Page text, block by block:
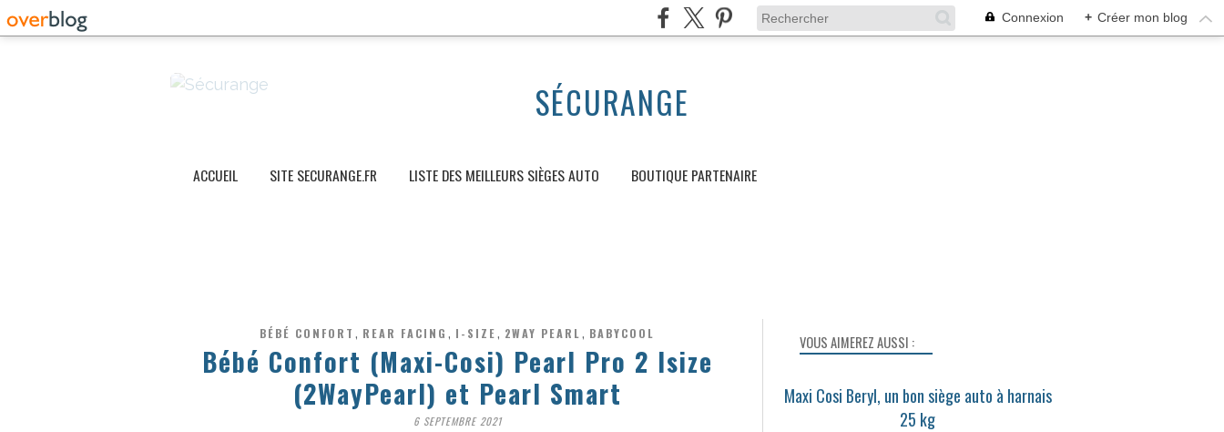
Connexion + Créer mon blog
SÉCURANGE
ACCUEIL SITE SECURANGE.FR LISTE DES MEILLEURS SIÈGES AUTO BOUTIQUE PARTENAIRE
BÉBÉ CONFORT , REAR FACING , I-SIZE, 2WAY PEARL, BABYCOOL
Bébé Confort (Maxi-Cosi) Pearl Pro 2 Isize
(2WayPearl) et Pearl Smart
6 SEPTEMBRE 2021
VOUS AIMEREZ AUSSI :
Maxi Cosi Beryl, un bon siège auto à harnais
25 kg